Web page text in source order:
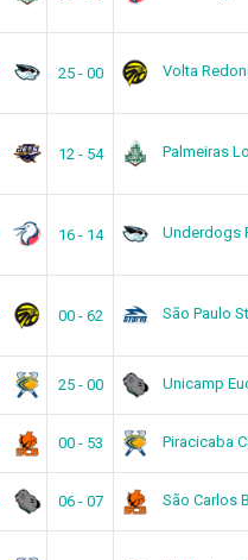
25 - 00 Volta
12 - 54 Palmeiras
16 - 14 Underdogs
00 - 62 São Paulo
25 - 00 Unicamp
00 - 53 Piracicaba
06 - 07 São Carlos